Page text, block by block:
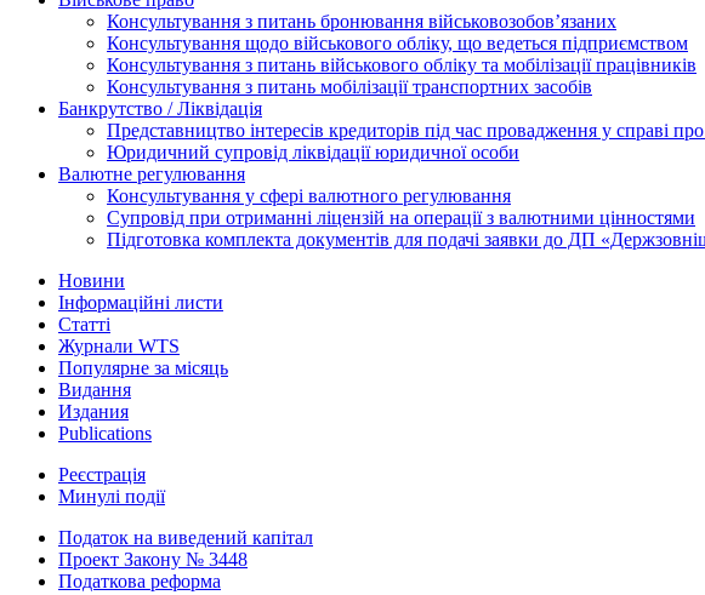
Консультування з питань бронювання військовозобов’язаних
Консультування щодо військового обліку, що ведеться підприємством
Консультування з питань військового обліку та мобілізації працівників
Консультування з питань мобілізації транспортних засобів
Банкрутство / Ліквідація
Представництво інтересів кредиторів під час провадження у справі
Юридичний супровід ліквідації юридичної особи
Валютне регулювання
Консультування у сфері валютного регулювання
Супровід при отриманні ліцензій на операції з валютними цінностями
Підготовка комплекта документів для подачі заявки до ДП
Новини
Інформаційні листи
Статті
Журнали WTS
Популярне за місяць
Видання
Издания
Publications
Реєстрація
Минулі події
Податок на виведений капітал
Проект Закону № 3448
Податкова реформа